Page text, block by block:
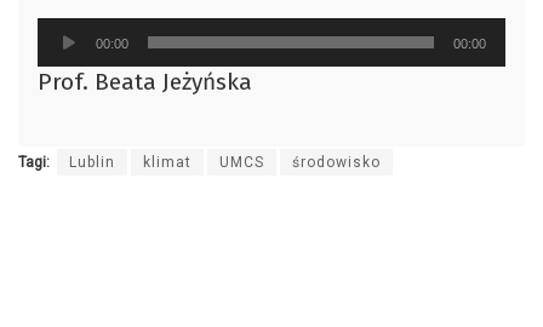
Odtwarzacz
plików
dźwiękowych
00:00 00:00
Prof. Beata Jeżyńska
Tagi: Lublin klimat UMCS środowisko